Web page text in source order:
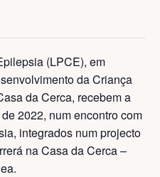
(LPCE), em
da Criança
da Cerca, recebem a
2022, num encontro com
integrados num projecto
na Casa da Cerca –